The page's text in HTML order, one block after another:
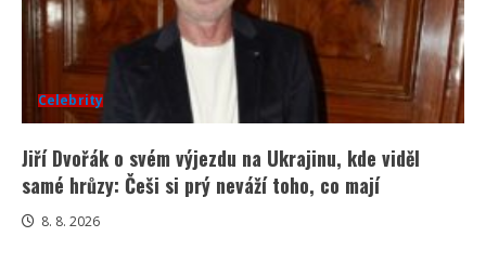
Celebrity
Jiří Dvořák o svém výjezdu na Ukrajinu, kde viděl
samé hrůzy: Češi si prý neváží toho, co mají
8. 8. 2026